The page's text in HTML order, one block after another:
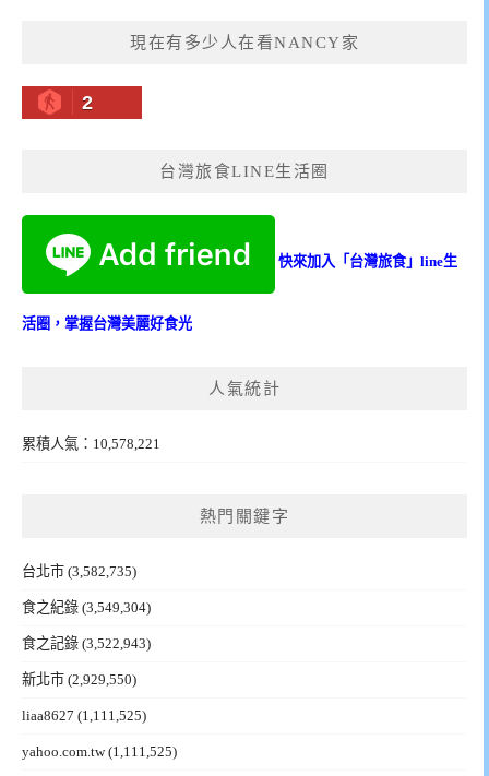
現在有多少人在看NANCY家
2
台灣旅食LINE生活圈
快來加入「台灣旅食」line生
活圈，掌握台灣美麗好食光
人氣統計
累積人氣：10,578,221
熱門關鍵字
台北市 (3,582,735)
食之紀錄 (3,549,304)
食之記錄 (3,522,943)
新北市 (2,929,550)
liaa8627 (1,111,525)
yahoo.com.tw(1,111,525)